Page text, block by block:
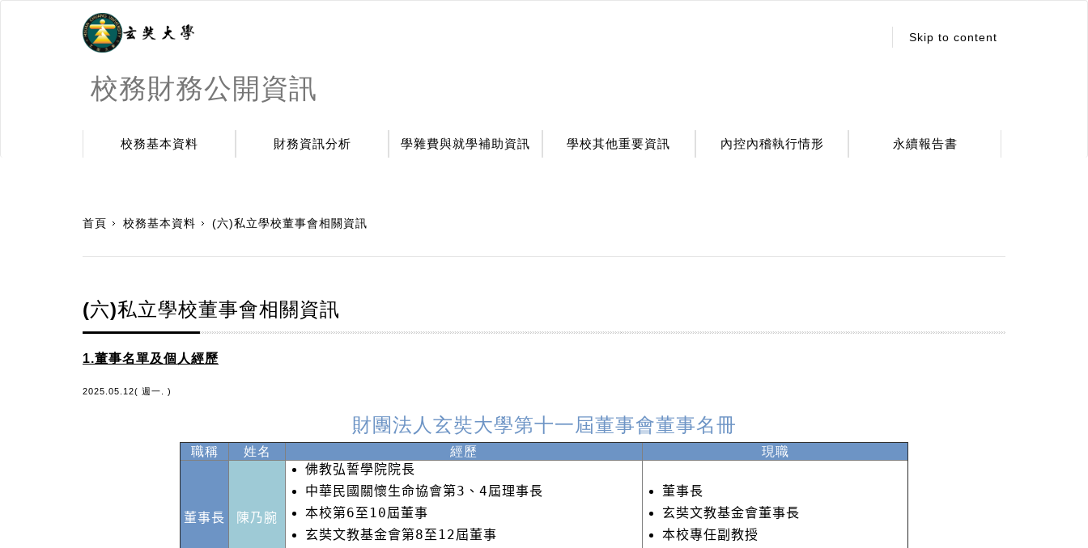
校務財務公開資訊
Skip to content
校務基本資料 財務資訊分析 學雜費與就學補助資訊 學校其他重要資訊 內控內稽執行情形 永續報告書
首頁 校務基本資料 (六)私立學校董事會相關資訊
(六)私立學校董事會相關資訊
1.董事名單及個人經歷
2025.05.12( 週一. )
財團法人玄奘大學第十一屆董事會董事名冊
職稱 姓名 經歷 現職
董事長 陳乃腕
佛教弘誓學院院長
中華民國關懷生命協會第3、4屆理事長
本校第6至10屆董事
玄奘文教基金會第8至12屆董事
董事長
玄奘文教基金會董事長
本校專任副教授